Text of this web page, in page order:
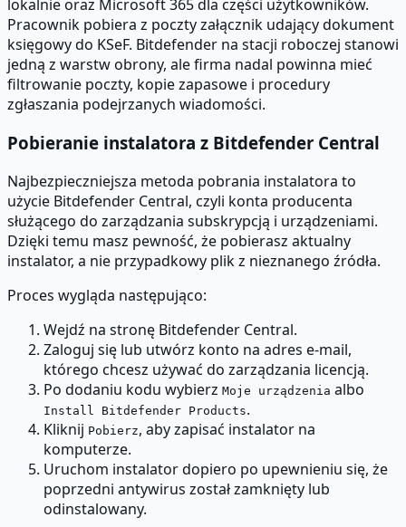
lokalnie oraz Microsoft 365 dla części użytkowników.
Pracownik pobiera z poczty załącznik udający dokument
księgowy do KSeF. Bitdefender na stacji roboczej stanowi
jedną z warstw obrony, ale firma nadal powinna mieć
filtrowanie poczty, kopie zapasowe i procedury
zgłaszania podejrzanych wiadomości.
Pobieranie instalatora z Bitdefender Central
Najbezpieczniejsza metoda pobrania instalatora to
użycie Bitdefender Central, czyli konta producenta
służącego do zarządzania subskrypcją i urządzeniami.
Dzięki temu masz pewność, że pobierasz aktualny
instalator, a nie przypadkowy plik z nieznanego źródła.
Proces wygląda następująco:
Wejdź na stronę Bitdefender Central.
Zaloguj się lub utwórz konto na adres e-mail,
którego chcesz używać do zarządzania licencją.
Po dodaniu kodu wybierz Moje urządzenia albo
Install Bitdefender Products.
Kliknij Pobierz, aby zapisać instalator na
komputerze.
Uruchom instalator dopiero po upewnieniu się, że
poprzedni antywirus został zamknięty lub
odinstalowany.